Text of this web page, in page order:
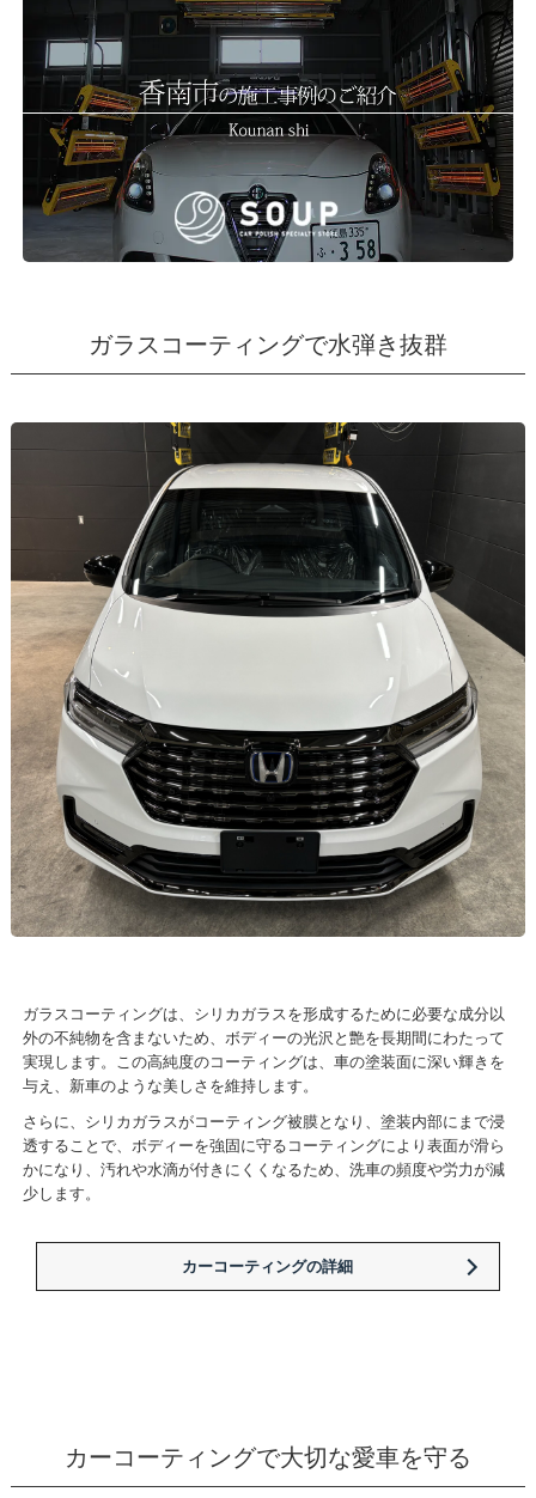
ガラスコーティングで水弾き抜群
ガラスコーティングは、シリカガラスを形成するために必要な成分以
外の不純物を含まないため、ボディーの光沢と艶を長期間にわたって
実現します。この高純度のコーティングは、車の塗装面に深い輝きを
与え、新車のような美しさを維持します。
さらに、シリカガラスがコーティング被膜となり、塗装内部にまで浸
透することで、ボディーを強固に守るコーティングにより表面が滑ら
かになり、汚れや水滴が付きにくくなるため、洗車の頻度や労力が減
少します。
カーコーティングの詳細
カーコーティングで大切な愛車を守る